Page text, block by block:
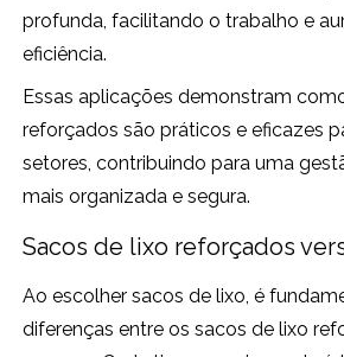
profunda, facilitando o trabalho e
eficiência.
Essas aplicações demonstram
reforçados são práticos e eficazes
setores, contribuindo para uma
mais organizada e segura.
Sacos de lixo reforçados
Ao escolher sacos de lixo, é
diferenças entre os sacos de lixo